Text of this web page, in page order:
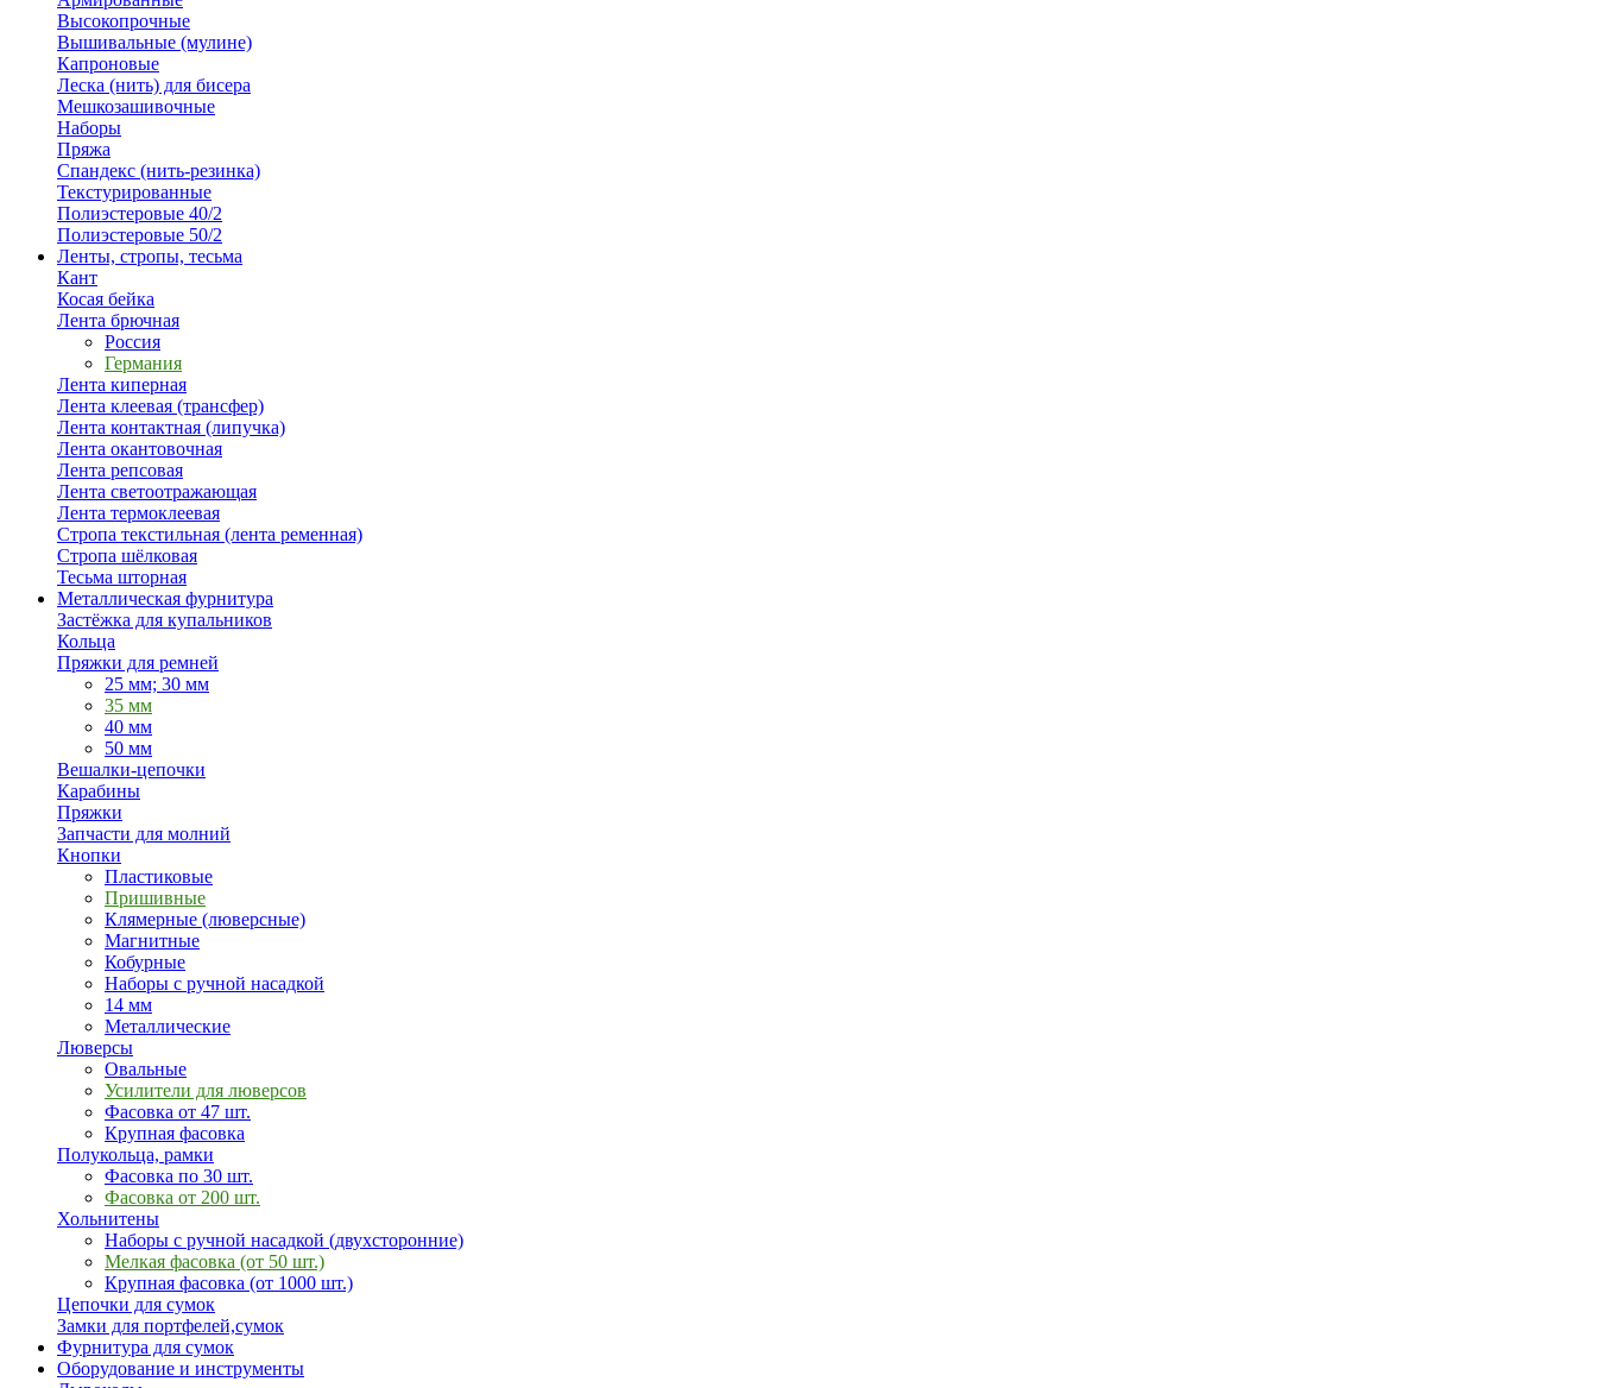
Высокопрочные
Вышивальные (мулине)
Капроновые
Леска (нить) для бисера
Мешкозашивочные
Наборы
Пряжа
Спандекс (нить-резинка)
Текстурированные
Полиэстеровые 40/2
Полиэстеровые 50/2
Ленты, стропы, тесьма
Кант
Косая бейка
Лента брючная
Россия
Германия
Лента киперная
Лента клеевая (трансфер)
Лента контактная (липучка)
Лента окантовочная
Лента репсовая
Лента светоотражающая
Лента термоклеевая
Стропа текстильная (лента ременная)
Стропа шёлковая
Тесьма шторная
Металлическая фурнитура
Застёжка для купальников
Кольца
Пряжки для ремней
25 мм; 30 мм
35 мм
40 мм
50 мм
Вешалки-цепочки
Карабины
Пряжки
Запчасти для молний
Кнопки
Пластиковые
Пришивные
Клямерные (люверсные)
Магнитные
Кобурные
Наборы с ручной насадкой
14 мм
Металлические
Люверсы
Овальные
Усилители для люверсов
Фасовка от 47 шт.
Крупная фасовка
Полукольца, рамки
Фасовка по 30 шт.
Фасовка от 200 шт.
Хольнитены
Наборы с ручной насадкой (двухсторонние)
Мелкая фасовка (от 50 шт.)
Крупная фасовка (от 1000 шт.)
Цепочки для сумок
Замки для портфелей,сумок
Фурнитура для сумок
Оборудование и инструменты